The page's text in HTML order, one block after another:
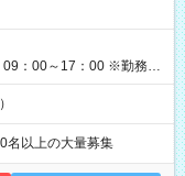
（休憩なし） 時給1,300
＋交通費 【試用期
09：00～17：00 ※勤務時
名以上の大量募集